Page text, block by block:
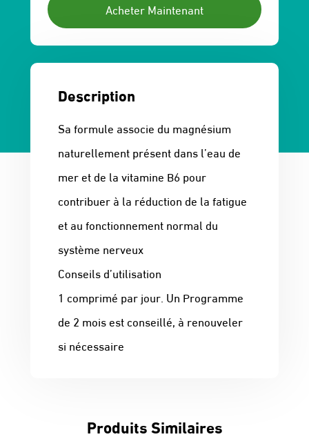
Acheter Maintenant
Description
Sa formule associe du magnésium
naturellement présent dans l’eau de
mer et de la vitamine B6 pour
contribuer à la réduction de la fatigue
et au fonctionnement normal du
système nerveux
Conseils d’utilisation
1 comprimé par jour. Un Programme
de 2 mois est conseillé, à renouveler
si nécessaire
Produits Similaires